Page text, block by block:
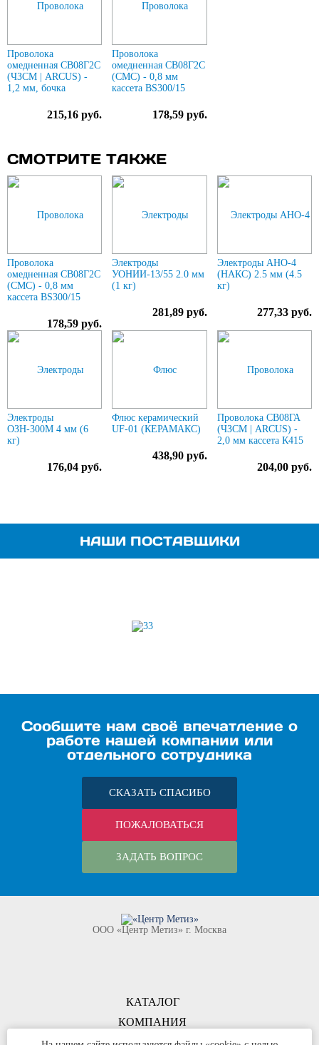
Проволока
омедненная СВ08Г2С
(ЧЗСМ | ARCUS) -
1,2 мм, бочка
215,16 руб.
Проволока
омедненная СВ08Г2С
(СМС) - 0,8 мм
кассета BS300/15
178,59 руб.
СМОТРИТЕ ТАКЖЕ
Проволока
омедненная СВ08Г2С
(СМС) - 0,8 мм
кассета BS300/15
178,59 руб.
Электроды
УОНИИ-13/55 2.0 мм
(1 кг)
281,89 руб.
Электроды АНО-4
(НАКС) 2.5 мм (4.5
кг)
277,33 руб.
Электроды
ОЗН-300М 4 мм (6
кг)
176,04 руб.
Флюс керамический
UF-01 (КЕРАМАКС)
438,90 руб.
Проволока СВ08ГА
(ЧЗСМ | ARCUS) -
2,0 мм кассета К415
204,00 руб.
НАШИ ПОСТАВЩИКИ
Сообщите нам своё впечатление о
работе нашей компании или
отдельного сотрудника
СКАЗАТЬ СПАСИБО
ПОЖАЛОВАТЬСЯ
ЗАДАТЬ ВОПРОС
КОМПАНИЯ
ООО «Центр Метиз» г. Москва
КАТАЛОГ
КОНТАКТЫ